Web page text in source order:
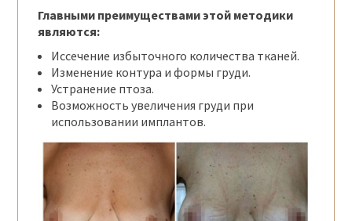
Главными преимуществами этой методики
являются:
Иссечение избыточного количества тканей.
Изменение контура и формы груди.
Устранение птоза.
Возможность увеличения груди при
использовании имплантов.